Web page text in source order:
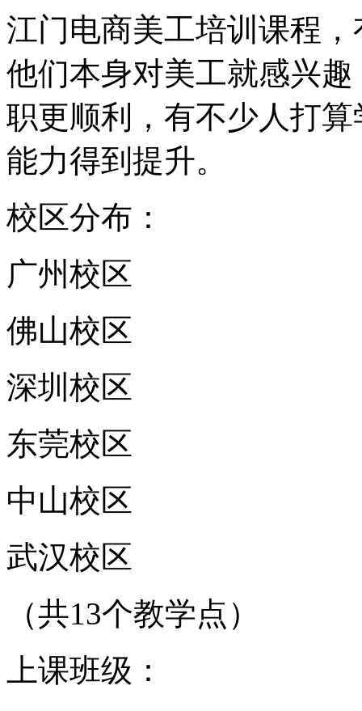
江门电商美工培训课程
他们本身对美工就感兴
职更顺利，有不少人打
能力得到提升。
校区分布：
广州校区
佛山校区
深圳校区
东莞校区
中山校区
武汉校区
（共13个教学点）
上课班级：